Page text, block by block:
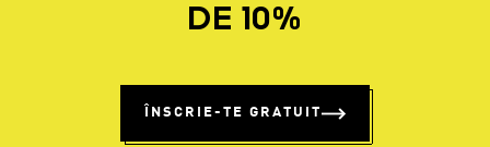
DE 10%
ÎNSCRIE-TE GRATUIT